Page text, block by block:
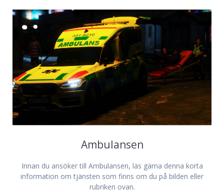
Ambulansen
Innan du ansöker till Ambulansen, läs gärna denna korta
information om tjänsten som finns om du på bilden eller
rubriken ovan.